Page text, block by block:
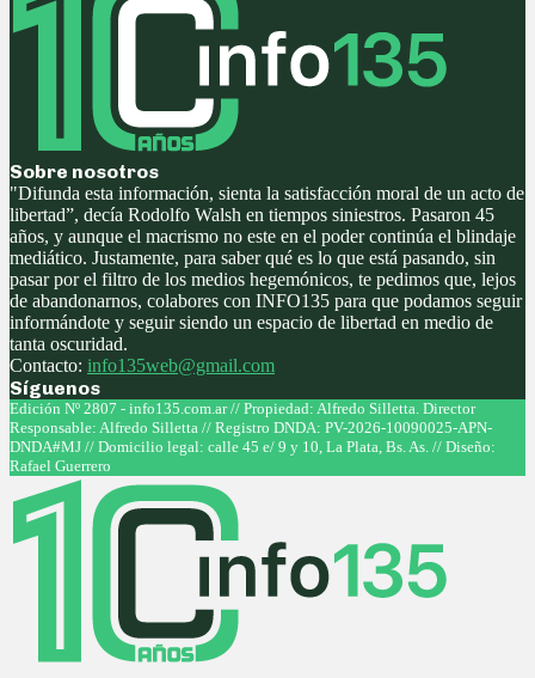
Sobre nosotros
"Difunda esta información, sienta la satisfacción moral de un acto de
libertad”, decía Rodolfo Walsh en tiempos siniestros. Pasaron 45
años, y aunque el macrismo no este en el poder continúa el blindaje
mediático. Justamente, para saber qué es lo que está pasando, sin
pasar por el filtro de los medios hegemónicos, te pedimos que, lejos
de abandonarnos, colabores con INFO135 para que podamos seguir
informándote y seguir siendo un espacio de libertad en medio de
tanta oscuridad.
Contacto: info135web@gmail.com
Síguenos
Facebook
Twitter
Instagram
Youtube
Edición Nº 2807 - info135.com.ar // Propiedad: Alfredo Silletta. Director
Responsable: Alfredo Silletta // Registro DNDA: PV-2026-10090025-APN-
DNDA#MJ // Domicilio legal: calle 45 e/ 9 y 10, La Plata, Bs. As. // Diseño:
Rafael Guerrero